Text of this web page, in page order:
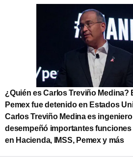
¿Quién es Carlos Treviño Medina?
Pemex fue detenido en Estados
Carlos Treviño Medina es
desempeñó importantes funciones
en Hacienda, IMSS, Pemex y más